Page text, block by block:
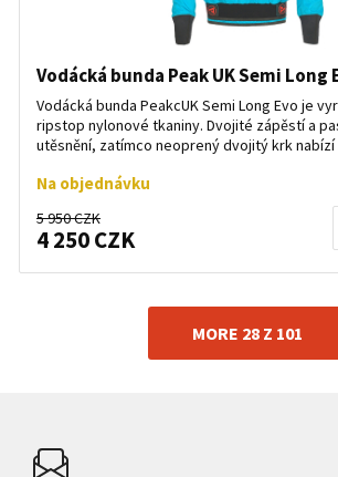
Vodácká bunda Peak UK Semi Long
Vodácká bunda PeakcUK Semi Long Evo je
ripstop nylonové tkaniny. Dvojité zápěstí a
utěsnění, zatímco neoprený dvojitý krk nabízí
Na objednávku
5 950 CZK
4 250 CZK
MORE 28 Z 101